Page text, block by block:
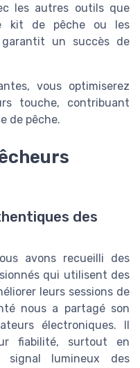
les autres outils que
kit de pêche ou les
garantit un succès de
vous optimiserez
touche, contribuant
de pêche.
des
avons recueilli des
qui utilisent des
leurs sessions de
nous a partagé son
électroniques. Il
fiabilité, surtout en
lumineux des